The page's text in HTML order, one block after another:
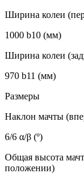
Ширина колеи
1000 b10 (мм)
Ширина колеи
970 b11 (мм)
Размеры
Наклон мачты
6/6 α/β (º)
Общая высота
положении)